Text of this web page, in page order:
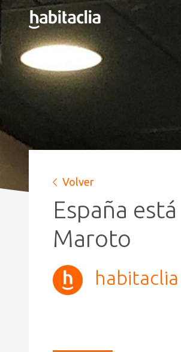
Volver
España
Maroto
habitaclia